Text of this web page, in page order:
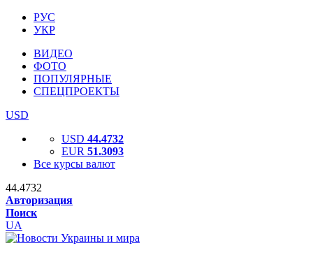
РУС
УКР
ВИДЕО
ФОТО
ПОПУЛЯРНЫЕ
СПЕЦПРОЕКТЫ
USD
USD 44.4732
EUR 51.3093
Все курсы валют
44.4732
Авторизация
Поиск
UA